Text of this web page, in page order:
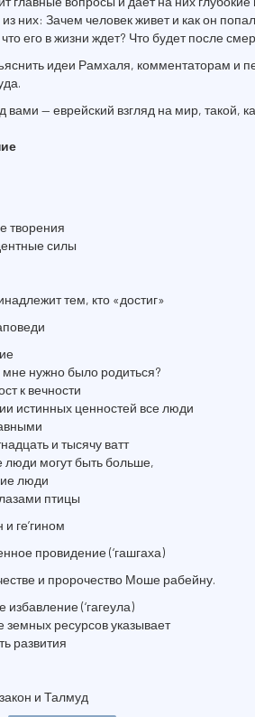
них: Зачем человек живет и как он
его в жизни ждет? Что будет после
идеи Рамхаля, комментаторам и
вами — еврейский взгляд на мир, такой,
творения
силы
тем, кто «достиг»
мне нужно было родиться?
к вечности
истинных ценностей все люди
и тысячу ватт
люди могут быть больше,
люди
птицы
ге’гином
провидение (‘гашгаха)
и пророчество Моше рабейну.
избавление (‘гагеула)
ресурсов указывает
развития
и Талмуд